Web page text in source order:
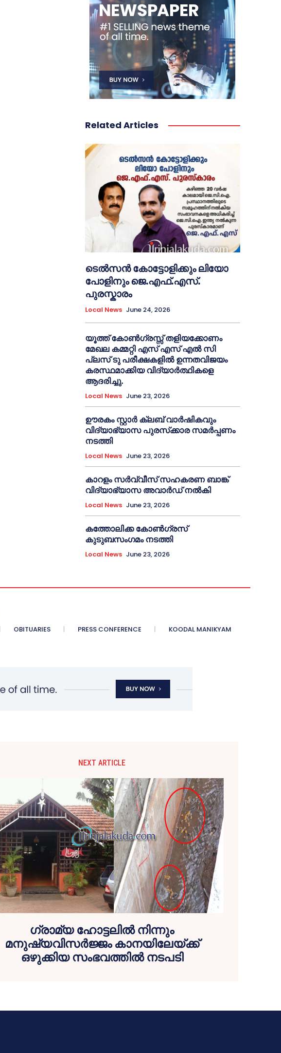
Related Articles
ടെൽസൻ കോട്ടോളിക്കും ലിയോ
പോളിനും ജെ.എഫ്.എസ്.
പുരസ്കാരം
Local News June 24, 2026
യൂത്ത് കോൺഗ്രസ്സ് തളിയക്കോണം
മേഖല കമ്മറ്റി എസ് എസ് എൽ സി
പ്ലസ് ടു പരീക്ഷകളിൽ ഉന്നതവിജയം
കരസ്ഥമാക്കിയ വിദ്യാർത്ഥികളെ
ആദരിച്ചു.
Local News June 23, 2026
ഊരകം സ്റ്റാർ ക്ലബ് വാർഷികവും
വിദ്യാഭ്യാസ പുരസ്‌ക്കാര സമർപ്പണം
നടത്തി
Local News June 23, 2026
കാറളം സർവ്വീസ് സഹകരണ ബാങ്ക്
വിദ്യാഭ്യാസ അവാർഡ് നൽകി
Local News June 23, 2026
കത്തോലിക്ക കോൺഗ്രസ്
കുടുബസംഗമം നടത്തി
Local News June 23, 2026
OBITUARIES PRESS CONFERENCE KOODAL MANIKYAM
NEXT ARTICLE
ഗ്രാമ്യ ഹോട്ടലില്‍ നിന്നും
മനുഷ്യവിസര്‍ജ്ജം കാനയിലേയ്ക്ക്
ഒഴുക്കിയ സംഭവത്തില്‍ നടപടി